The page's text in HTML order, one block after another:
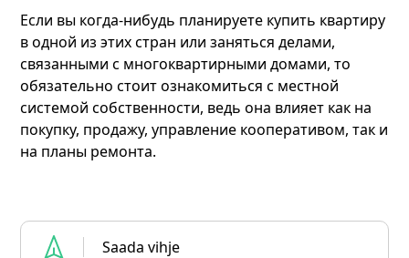
Если вы когда-нибудь планируете купить квартиру
в одной из этих стран или заняться делами,
связанными с многоквартирными домами, то
обязательно стоит ознакомиться с местной
системой собственности, ведь она влияет как на
покупку, продажу, управление кооперативом, так и
на планы ремонта.
Saada vihje